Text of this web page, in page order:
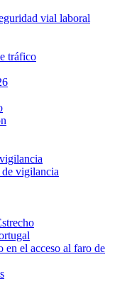
vial laboral
tráfico
de vigilancia
el acceso al faro de